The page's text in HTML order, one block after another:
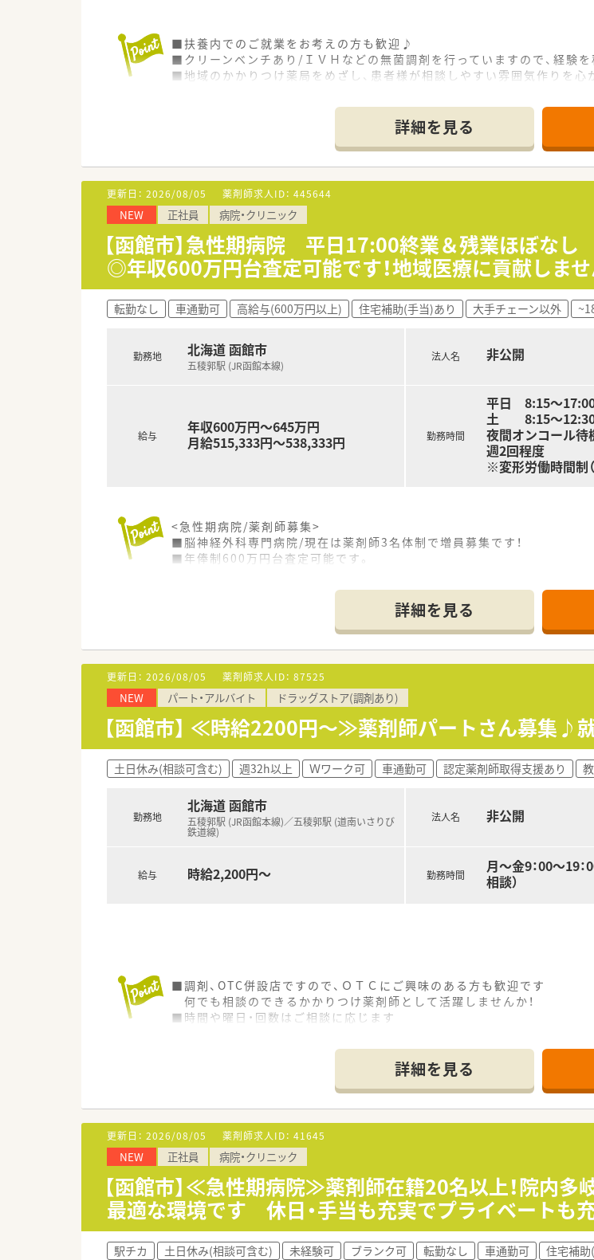
■扶養内でのご就業をお考えの方も歓迎♪
■クリーンベンチあり/ＩＶＨなどの無菌調剤を行っていますので、経験
■地域のかかりつけ薬局をめざし、患者様が相談しやすい雰囲気作りを心
詳細を見る
更新日： 2026/08/05 薬剤師求人ID： 445644
NEW 正社員 病院・クリニック
【函館市】急性期病院 平日17:00終業＆残業ほぼな
◎年収600万円台査定可能です！地域医療に貢献しませ
転勤なし 車通勤可 高給与(600万円以上) 住宅補助(手当)あり 大手チェーン以外
勤務地 北海道 函館市
五稜郭駅 (JR函館本線)
給与
年収600万円～645万円
月給515,333円～538,333円
法人名 非公開
勤務時間
平日 8:15～17:00
土 8:15～12:30
夜間オンコール待
週2回程度
※変形労働時間制
<急性期病院/薬剤師募集>
■脳神経外科専門病院/現在は薬剤師3名体制で増員募集です！
■年俸制600万円台査定可能です。
■入院患者さまの内服・注射の調剤、混注が主な業務となります。薬剤管
療安全等さまざまな委員会に所属し活動しています。
■脳神経外科の救急病院に指定されています。
専門医 が充実し、脳卒中センターも併設されています。また、脊椎・脊
科も充実させ末梢動脈疾患の治療なども行っています。
■子育てサポート☆北海道道南地区初取得で道南地区唯一2016年に厚生
ん」の認定を取得しています。
詳細を見る
更新日： 2026/08/05 薬剤師求人ID： 87525
NEW パート・アルバイト ドラッグストア(調剤あり)
【函館市】 ≪時給2200円～≫薬剤師パートさん募集♪
土日休み(相談可含む) 週32h以上 Ｗワーク可 車通勤可 認定薬剤師取得支援あり
勤務地
北海道 函館市
五稜郭駅 (JR函館本線)／五稜郭駅 (道南いさりび
鉄道線)
給与 時給2,200円～
法人名 非公開
勤務時間
月～金9：00～19
相談）
■調剤、OTC併設店ですので、ＯＴＣにご興味のある方も歓迎です
何でも相談のできるかかりつけ薬剤師として活躍しませんか！
■時間や曜日・回数はご相談に応じます
詳細を見る
更新日： 2026/08/05 薬剤師求人ID： 41645
NEW 正社員 病院・クリニック
【函館市】≪急性期病院≫薬剤師在籍20名以上！院内
最適な環境です 休日・手当も充実でプライベートも
駅チカ 土日休み(相談可含む) 未経験可 ブランク可 転勤なし 車通勤可 住宅補助